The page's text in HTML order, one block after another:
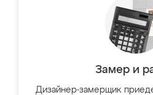
Замер и
Дизайнер-замерщик